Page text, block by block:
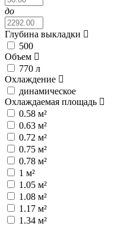
до
Глубина выкладки
500
Объем
770 л
Охлаждение
динамическое
Охлаждаемая площадь
0.58 м²
0.63 м²
0.72 м²
0.75 м²
0.78 м²
1 м²
1.05 м²
1.08 м²
1.17 м²
1.34 м²